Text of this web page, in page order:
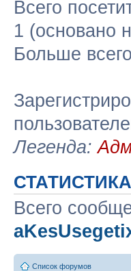
Всего
1 (основано
Больше
Легенда:
СТАТИСТИКА
Всего
Список форумов